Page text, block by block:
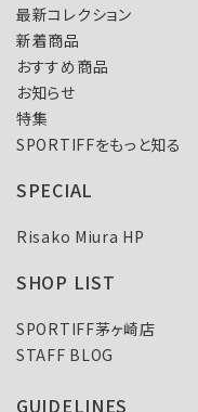
最新コレクション
新着商品
おすすめ商品
お知らせ
特集
SPORTIFFをもっと知る
SPECIAL
Risako Miura HP
SHOP LIST
SPORTIFF茅ヶ崎店
STAFF BLOG
GUIDELINES